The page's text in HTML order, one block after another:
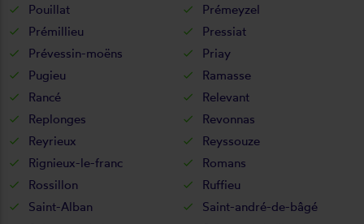
Pouillat
Prémeyzel
Prémillieu
Pressiat
Prévessin-moëns
Priay
Pugieu
Ramasse
Rancé
Relevant
Replonges
Revonnas
Reyrieux
Reyssouze
Rignieux-le-franc
Romans
Rossillon
Ruffieu
Saint-Alban
Saint-andré-de-bâgé